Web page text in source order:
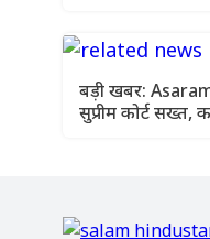
बड़ी खबर:
सुप्रीम कोर्ट सख्त,